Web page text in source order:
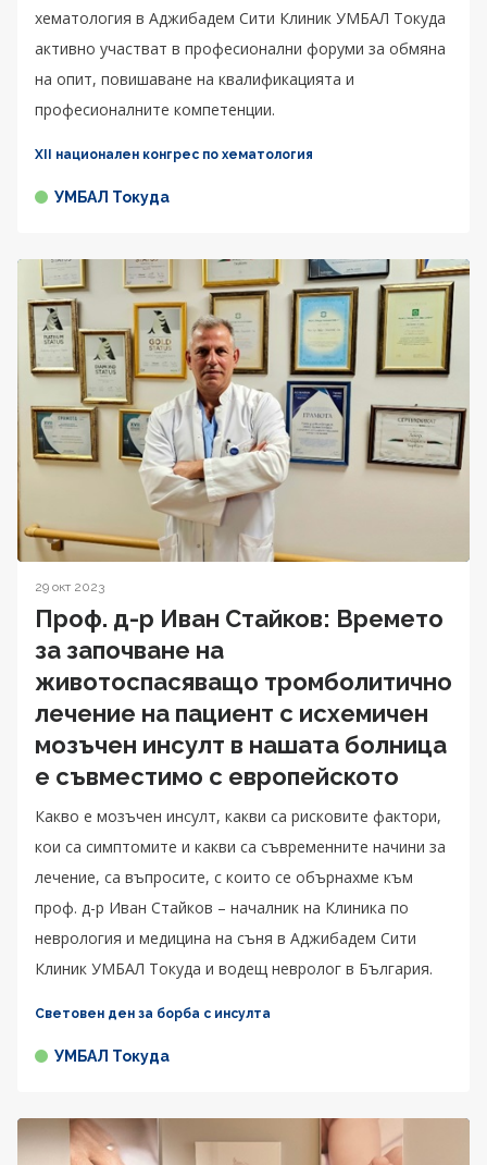
хематология в Аджибадем Сити Клиник УМБАЛ Токуда
активно участват в професионални форуми за обмяна
на опит, повишаване на квалификацията и
професионалните компетенции.
XII национален конгрес по хематология
УМБАЛ Токуда
29 окт 2023
Проф. д-р Иван Стайков: Времето
за започване на
животоспасяващо тромболитично
лечение на пациент с исхемичен
мозъчен инсулт в нашата болница
е съвместимо с европейското
Какво е мозъчен инсулт, какви са рисковите фактори,
кои са симптомите и какви са съвременните начини за
лечение, са въпросите, с които се обърнахме към
проф. д-р Иван Стайков – началник на Клиника по
неврология и медицина на съня в Аджибадем Сити
Клиник УМБАЛ Токуда и водещ невролог в България.
Световен ден за борба с инсулта
УМБАЛ Токуда